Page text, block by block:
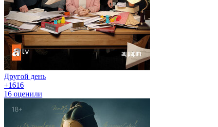
Другой день
+1616
16 оценили